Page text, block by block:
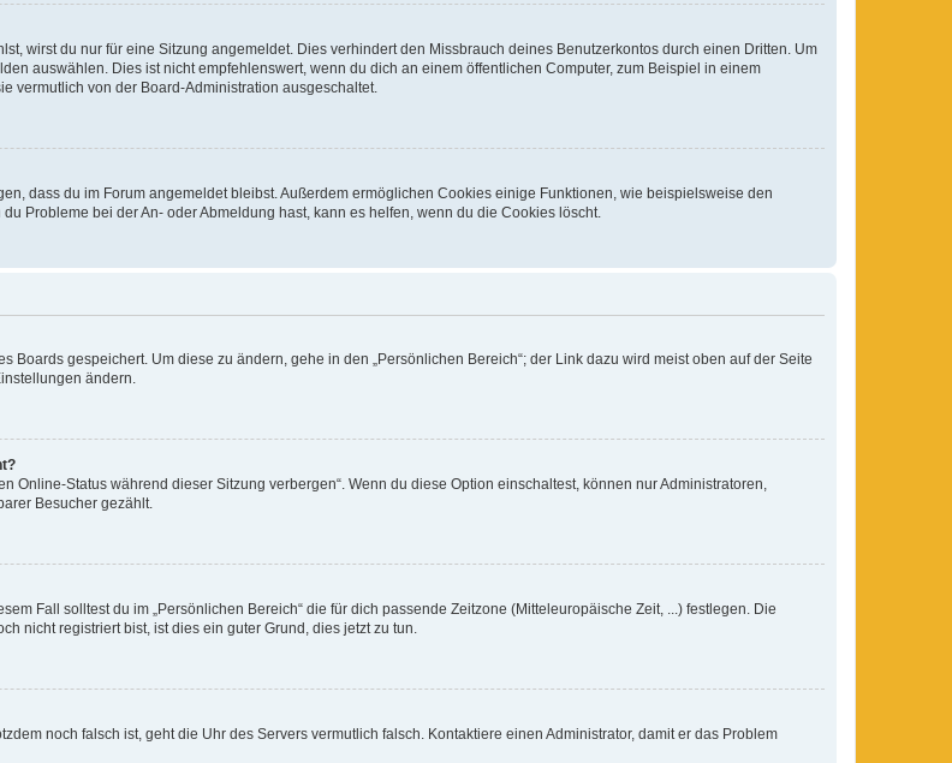
wirst du nur für eine Sitzung angemeldet. Dies verhindert den Missbrauch deines Benutzerkontos durch einen Dritten. Um
auswählen. Dies ist nicht empfehlenswert, wenn du dich an einem öffentlichen Computer, zum Beispiel in einem
vermutlich von der Board-Administration ausgeschaltet.
dass du im Forum angemeldet bleibst. Außerdem ermöglichen Cookies einige Funktionen, wie beispielsweise den
Probleme bei der An- oder Abmeldung hast, kann es helfen, wenn du die Cookies löscht.
gespeichert. Um diese zu ändern, gehe in den „Persönlichen Bereich“; der Link dazu wird meist oben auf der Seite
ändern.
Status während dieser Sitzung verbergen“. Wenn du diese Option einschaltest, können nur Administratoren,
Besucher gezählt.
Fall solltest du im „Persönlichen Bereich“ die für dich passende Zeitzone (Mitteleuropäische Zeit, ...) festlegen. Die
nicht registriert bist, ist dies ein guter Grund, dies jetzt zu tun.
noch falsch ist, geht die Uhr des Servers vermutlich falsch. Kontaktiere einen Administrator, damit er das Problem